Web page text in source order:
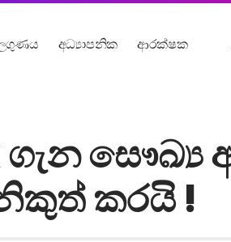
අධ්‍යාපනික ආරක්ෂක
ගැන සෞඛ්‍ය
කරයි !